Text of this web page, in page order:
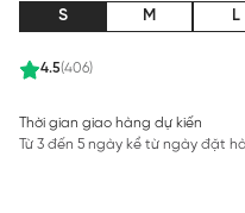
4.5(406)
S M L
Thời gian giao hàng dự kiến
Từ 3 đến 5 ngày kể từ ngày đặt